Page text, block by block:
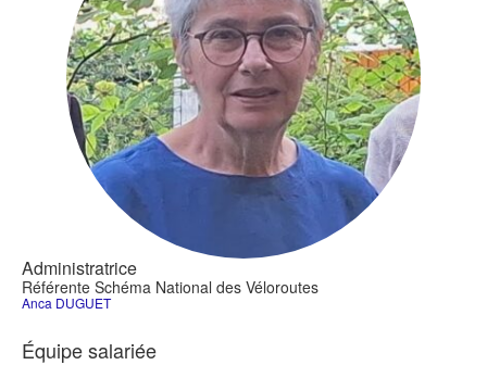
Administratrice
Référente Schéma National des Véloroutes
Anca DUGUET
Équipe salariée